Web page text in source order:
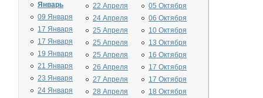
Январь
09 Января
17 Января
17 Января
19 Января
21 Января
23 Января
24 Января
22 Апреля
24 Апреля
25 Апреля
25 Апреля
25 Апреля
26 Апреля
27 Апреля
28 Апреля
05 Октября
06 Октября
10 Октября
13 Октября
16 Октября
17 Октября
17 Октября
18 Октября